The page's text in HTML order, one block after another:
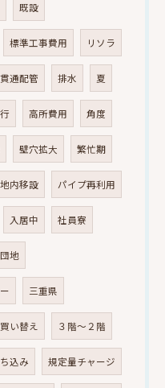
既設
標準工事費用 リソラ
貫通配管 排水 夏
高所費用 角度
壁穴拡大 繁忙期
内移設 パイプ再利用
入居中 社員寮
団地
三重県
買い替え ３階～２階
込み 規定量チャージ